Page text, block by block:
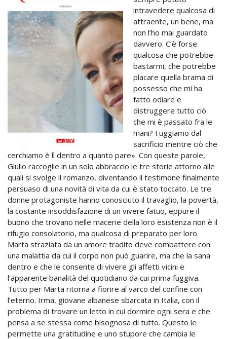
intravedere qualcosa di
attraente, un bene, ma
non l’ho mai guardato
davvero. C’è forse
qualcosa che potrebbe
bastarmi, che potrebbe
placare quella brama di
possesso che mi ha
fatto odiare e
distruggere tutto ciò
che mi è passato fra le
mani? Fuggiamo dal
sacrificio mentre ciò che
cerchiamo è lì dentro a quanto pare». Con queste parole,
Giulio raccoglie in un solo abbraccio le tre storie attorno alle
quali si svolge il romanzo, diventando il testimone finalmente
persuaso di una novità di vita da cui è stato toccato. Le tre
donne protagoniste hanno conosciuto il travaglio, la povertà,
la costante insoddisfazione di un vivere fatuo, eppure il
buono che trovano nelle macerie della loro esistenza non è il
rifugio consolatorio, ma qualcosa di preparato per loro.
Marta straziata da un amore tradito deve combattere con
una malattia da cui il corpo non può guarire, ma che la sana
dentro e che le consente di vivere gli affetti vicini e
l’apparente banalità del quotidiano da cui prima fuggiva.
Tutto per Marta ritorna a fiorire al varco del confine con
l’eterno. Irma, giovane albanese sbarcata in Italia, con il
problema di trovare un letto in cui dormire ogni sera e che
pensa a se stessa come bisognosa di tutto. Questo le
permette una gratitudine e uno stupore che cambia le